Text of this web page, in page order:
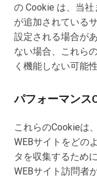
の Cookie は、当
が追加されている
設定される場合が
ない場合、これら
く機能しない可能
パフォーマンス
これらのCookieは
WEBサイトをどの
タを収集するため
WEBサイト訪問者